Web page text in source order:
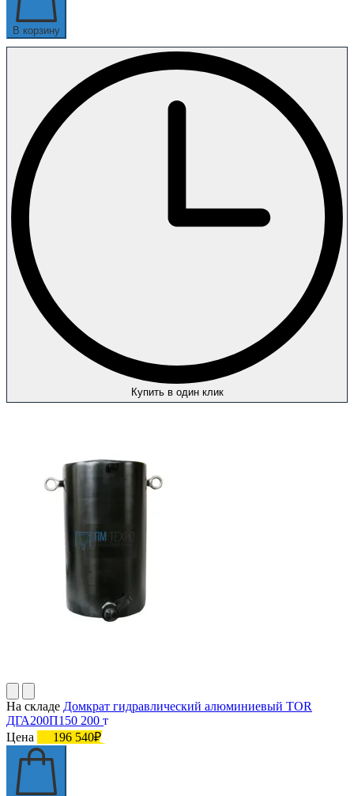
В корзину
Купить в один клик
На складе Домкрат гидравлический алюминиевый TOR
ДГА200П150 200 т
Цена
196 540₽